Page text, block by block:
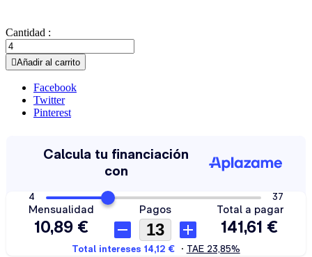
Cantidad :
Añadir al carrito
Facebook
Twitter
Pinterest